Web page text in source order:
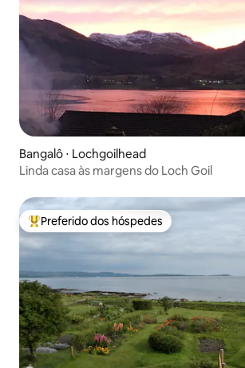
Bangalô ⋅ Lochgoilhead
Linda casa às margens do Loch Goil
Entre os melhores preferidos dos hóspedes
Preferido dos hóspedes